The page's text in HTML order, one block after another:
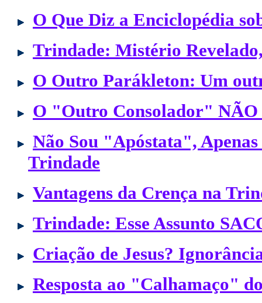
O Que Diz a Enciclopédia
Trindade: Mistério
O Outro Parákleton: Um
O "Outro Consolador" NÃO
Não Sou "Apóstata",
Trindade
Vantagens da Crença na
Trindade: Esse Assunto
Criação de Jesus?
Resposta ao "Calhamaço"